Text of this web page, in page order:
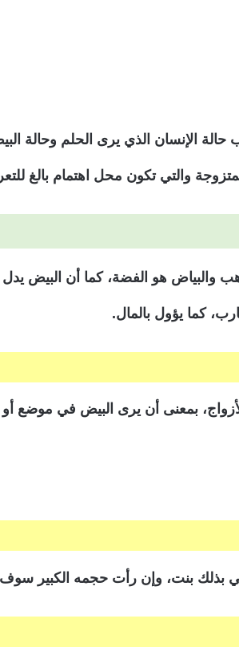
الإنسان الذي يرى الحلم وحالة
والتي تكون محل اهتمام بالغ
هو الفضة، كما أن البيض يدل
كما يؤول بالمال.
بمعنى أن يرى البيض في موضع أو
بنت، وإن رأت حجمه الكبير سوف